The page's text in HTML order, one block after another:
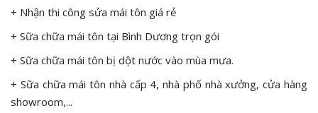
+ Nhận thi công sửa mái tôn giá rẻ
+ Sữa chữa mái tôn tại Bình Dương trọn gói
+ Sữa chữa mái tôn bị dột nước vào mùa mưa.
+ Sữa chữa mái tôn nhà cấp 4, nhà phố nhà xưởng, cửa hàng
showroom,...